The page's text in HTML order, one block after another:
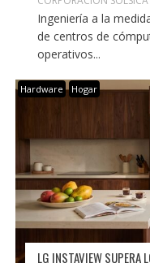
Ingeniería a la
de centros de
operativos...
Hardware Hogar
LG INSTAVIEW SUPERA